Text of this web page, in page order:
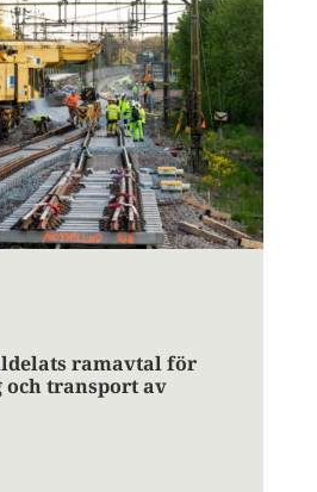
ramavtal för
transport av